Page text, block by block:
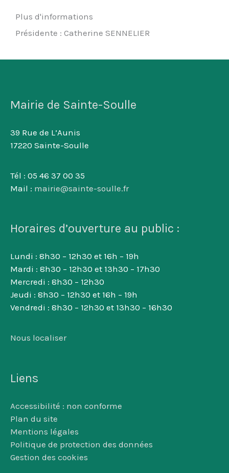
Plus d'informations
Présidente : Catherine SENNELIER
Mairie de Sainte-Soulle
39 Rue de L’Aunis
17220 Sainte-Soulle
Tél : 05 46 37 00 35
Mail : mairie@sainte-soulle.fr
Horaires d’ouverture au public :
Lundi : 8h30 – 12h30 et 16h – 19h
Mardi : 8h30 – 12h30 et 13h30 – 17h30
Mercredi : 8h30 – 12h30
Jeudi : 8h30 – 12h30 et 16h – 19h
Vendredi : 8h30 – 12h30 et 13h30 – 16h30
Nous localiser
Liens
Accessibilité : non conforme
Plan du site
Mentions légales
Politique de protection des données
Gestion des cookies